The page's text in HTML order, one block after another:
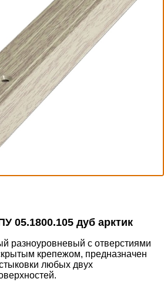
05.1800.105 дуб арктик
разноуровневый с отверстиями
крепежом, предназначен
любых двух